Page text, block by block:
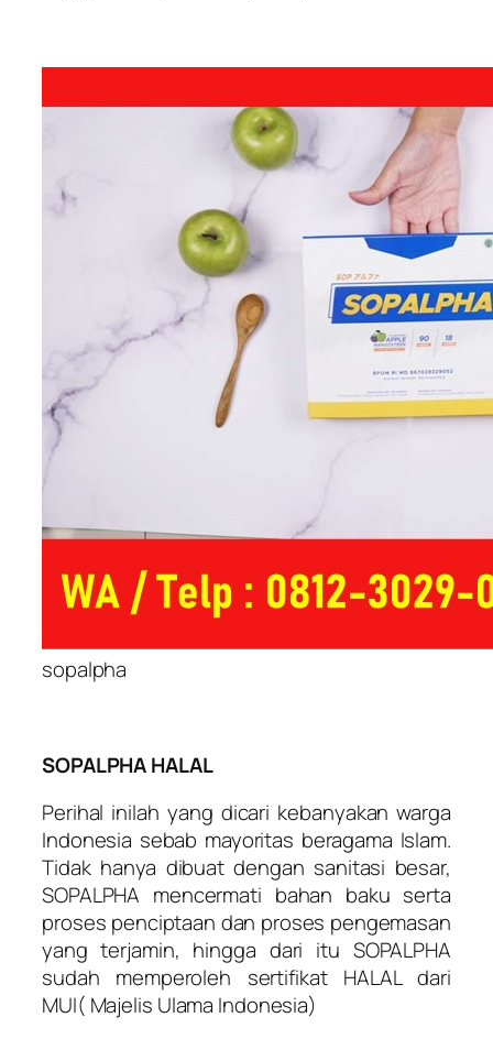
sopalpha
SOPALPHA HALAL
Perihal inilah yang dicari kebanyakan warga
Indonesia sebab mayoritas beragama Islam.
Tidak hanya dibuat dengan sanitasi besar,
SOPALPHA mencermati bahan baku serta
proses penciptaan dan proses pengemasan
yang terjamin, hingga dari itu SOPALPHA
sudah memperoleh sertifikat HALAL dari
MUI( Majelis Ulama Indonesia)